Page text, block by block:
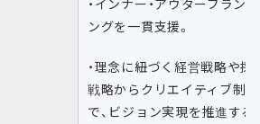
・インナー・アウターブラン
ングを一貫支援。
・理念に紐づく経営戦略や採
戦略からクリエイティブ制
で、ビジョン実現を推進する